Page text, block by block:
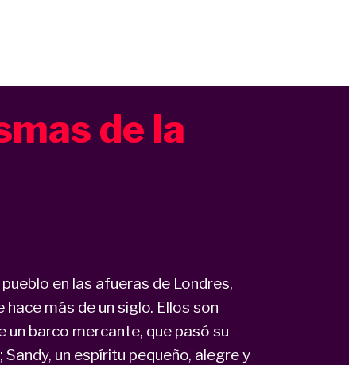
de la
en las afueras de Londres,
más de un siglo. Ellos son
un barco mercante, que pasó su
un espíritu pequeño, alegre y